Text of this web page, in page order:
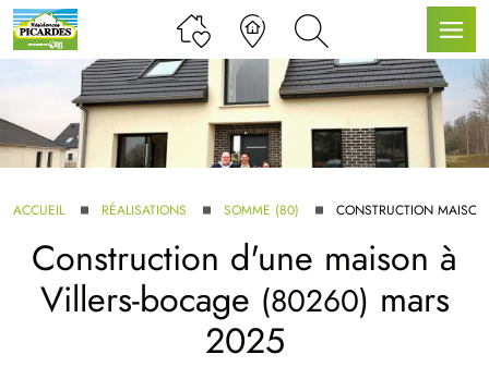
SERVICE BDL EXTENSION
ACCUEIL RÉALISATIONS SOMME (80) CONSTRUCTION
Construction d'une maison à
Villers-bocage (80260) mars
2025